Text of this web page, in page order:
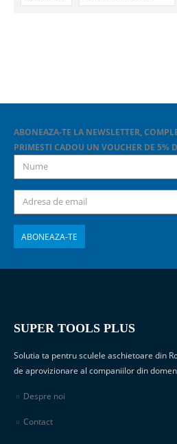
ABONEAZA-TE LA NEWSLETTER,
PRIMESTI CADOU UN VOUCHER DE 5%
SUPER TOOLS PLUS
Solutia ta pentru sculele aschietoare din
de aprovizionare al companiilor din
Despre noi
Contact